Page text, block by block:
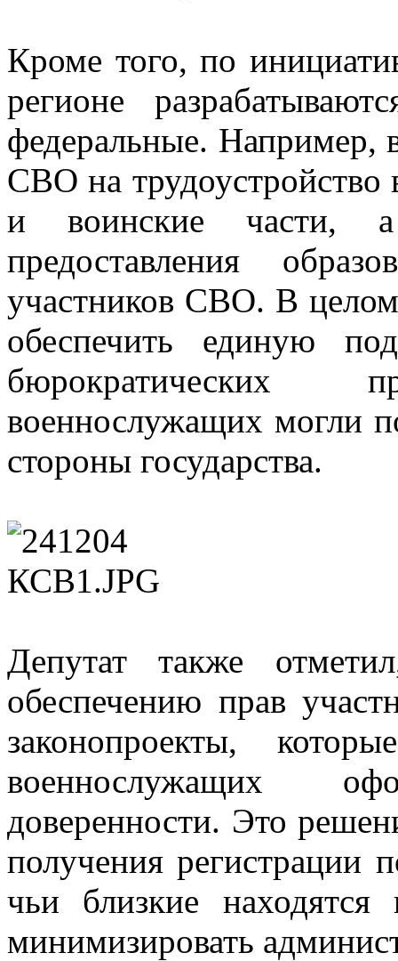
Кроме того, по
регионе
федеральные. Например,
СВО на трудоустройство
и воинские части,
предоставления
участников СВО. В
обеспечить единую
военнослужащих могли
стороны государства.
Депутат также
обеспечению прав
законопроекты,
военнослужащих
доверенности. Это
получения регистрации
чьи близкие
минимизировать